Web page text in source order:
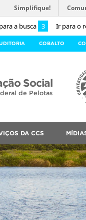
a busca 3 Ir para o
Simplifique!
COBALTO
Social
de Pelotas
DA CCS